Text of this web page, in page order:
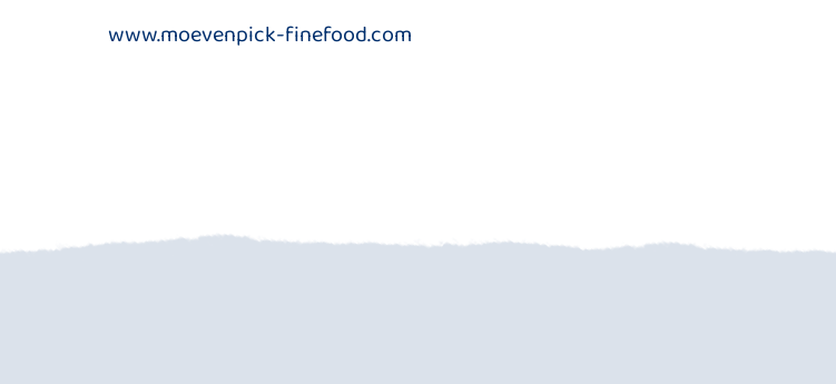
www.moevenpick-finefood.com